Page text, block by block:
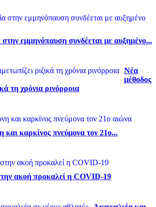
εμμηνόπαυση συνδέεται με αυξημένο...
Νέα
μέθοδος
τη χρόνια ρινόρροια
και καρκίνος πνεύμονα τον 21ο...
ακοή προκαλεί η COVID-19